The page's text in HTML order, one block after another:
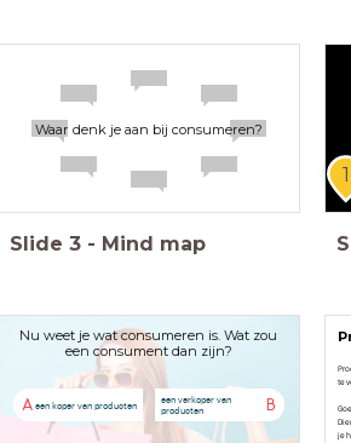
Waar denk je aan bij consumeren?
Slide 3 - Mind map
1
Nu weet je wat consumeren is. Wat zou
een consument dan zijn?
A een koper van producten B
een verkoper van
producten
te
je